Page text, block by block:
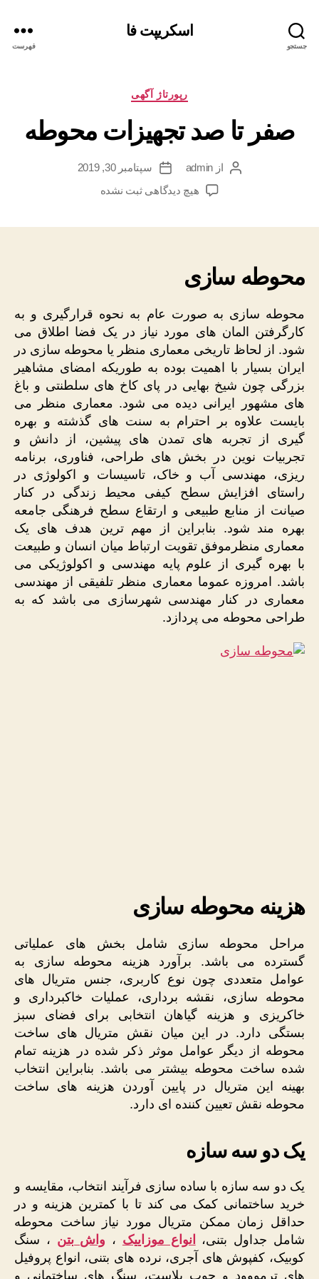
جستجو
اسکریپت فا
فهرست
دسته‌ها
رپورتاژ آگهی
صفر تا صد تجهیزات محوطه
نویسنده
نوشته
از admin
تاریخ
نوشته
سپتامبر 30, 2019
هیچ دیدگاهیبرای
ثبت نشده
محوطه سازی
محوطه سازی به صورت عام به نحوه قرارگیری و به
کارگرفتن المان های مورد نیاز در یک فضا اطلاق می
شود. از لحاظ تاریخی معماری منظر یا محوطه سازی در
ایران بسیار با اهمیت بوده به طوریکه امضای مشاهیر
بزرگی چون شیخ بهایی در پای کاخ های سلطنتی و باغ
های مشهور ایرانی دیده می شود. معماری منظر می
بایست علاوه بر احترام به سنت های گذشته و بهره
گیری از تجربه های تمدن های پیشین، از دانش و
تجربیات نوین در بخش های طراحی، فناوری، برنامه
ریزی، مهندسی آب و خاک، تاسیسات و اکولوژی در
راستای افزایش سطح کیفی محیط زندگی در کنار
صیانت از منابع طبیعی و ارتقاع سطح فرهنگی جامعه
بهره مند ­شود. بنابراین از مهم ترین هدف های یک
معماری منظرموفق تقویت ارتباط میان انسان و طبیعت
با بهره گیری از علوم پایه مهندسی و اکولوژیکی می
باشد. امروزه عموما معماری منظر تلفیقی از مهندسی
معماری در کنار مهندسی شهرسازی می باشد که به
طراحی محوطه می پردازد.
هزینه محوطه سازی
مراحل محوطه سازی شامل بخش های عملیاتی
گسترده می باشد. برآورد هزینه محوطه سازی به
عوامل متعددی چون نوع کاربری، جنس متریال های
محوطه سازی، نقشه برداری، عملیات خاکبرداری و
خاکریزی و هزینه گیاهان انتخابی برای فضای سبز
بستگی دارد. در این میان نقش متریال های ساخت
محوطه از دیگر عوامل موثر ذکر شده در هزینه تمام
شده ساخت محوطه بیشتر می باشد. بنابراین انتخاب
بهینه این متریال در پایین آوردن هزینه های ساخت
محوطه نقش تعیین کننده ای دارد.
یک دو سه سازه
یک دو سه سازه با ساده سازی فرآیند انتخاب، مقایسه و
خرید ساختمانی کمک می کند تا با کمترین هزینه و در
حداقل زمان ممکن متریال مورد نیاز ساخت محوطه
شامل جداول بتنی،
انواع موزاییک ، واش بتن ، سنگ
کوبیک، کفپوش های آجری، نرده های بتنی، انواع پروفیل
های ترمووود و چوب پلاست، سنگ های ساختمانی و